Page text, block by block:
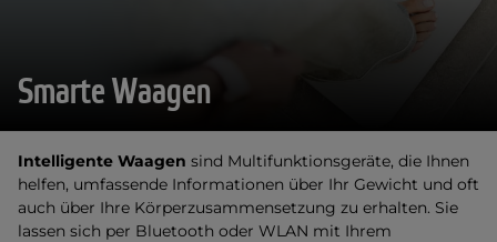
Smarte Waagen
Intelligente Waagen sind Multifunktionsgeräte, die Ihnen
helfen, umfassende Informationen über Ihr Gewicht und oft
auch über Ihre Körperzusammensetzung zu erhalten. Sie
lassen sich per Bluetooth oder WLAN mit Ihrem